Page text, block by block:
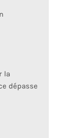
la
dépasse